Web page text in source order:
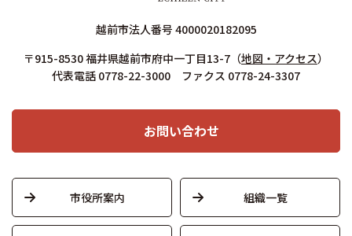
越前市法人番号 4000020182095
〒915-8530 福井県越前市府中一丁目13-7 （地図・アクセス）
代表電話 0778-22-3000 ファクス 0778-24-3307
お問い合わせ
市役所案内 組織一覧